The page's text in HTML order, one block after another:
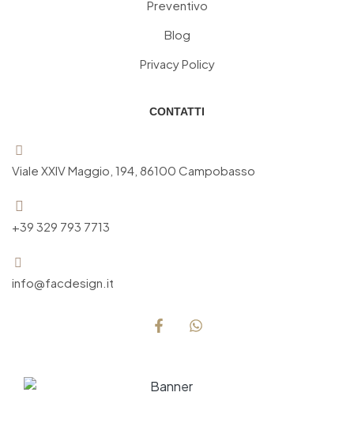
Preventivo
Blog
Privacy Policy
CONTATTI
Viale XXIV Maggio, 194, 86100 Campobasso
+39 329 793 7713
info@facdesign.it